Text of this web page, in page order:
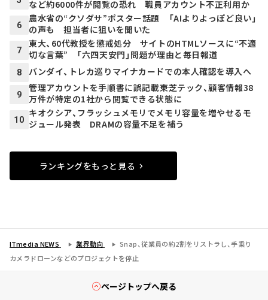
など約6000件が閲覧の恐れ 職員アカウント不正利用か
6
農水省の“クソダサ”ポスター話題 「AIよりよっぽど良い」
の声も 担当者に狙いを聞いた
7
東大、60代教授を懲戒処分 サイトのHTMLソースに“不適
切な言葉” 「六四天安門」問題が理由と毎日報道
8 バンダイ、トレカ巡りマイナカードでの本人確認を導入へ
9
管理アカウントを手順書に誤記載――東芝テック、顧客情報38
万件が特定の1社から閲覧できる状態に
10
キオクシア、フラッシュメモリでメモリ容量を増やせるモ
ジュール発表 DRAMの容量不足を補う
ランキングをもっと見る
ITmedia NEWS 業界動向
Snap、従業員の約2割をリストラし、手乗り
カメラドローンなどのプロジェクトを停止
ページトップへ戻る